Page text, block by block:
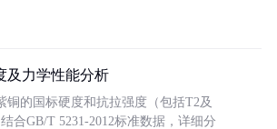
及力学性能分析
铜的国标硬度和抗拉强度（包括T2及
合GB/T 5231-2012标准数据，详细分